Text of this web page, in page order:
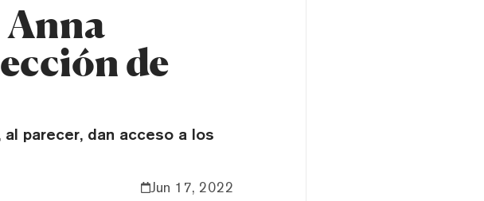
de
parecer, dan acceso a los
Jun 17, 2022